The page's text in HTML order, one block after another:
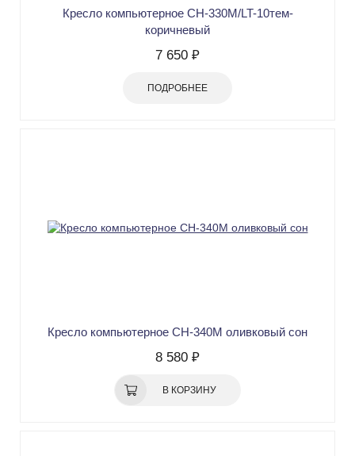
Кресло компьютерное СН-330М/LT-10тем-
коричневый
7 650 ₽
ПОДРОБНЕЕ
Кресло компьютерное СН-340М оливковый сон
8 580 ₽
В КОРЗИНУ